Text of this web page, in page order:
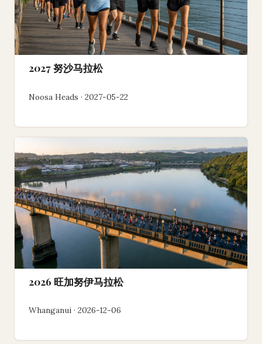
2027 努沙马拉松
Noosa Heads · 2027-05-22
2026 旺加努伊马拉松
Whanganui · 2026-12-06